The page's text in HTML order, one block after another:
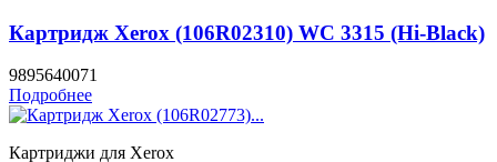
Картридж Xerox (106R02310) WC 3315 (Hi-Black)
9895640071
Подробнее
Картриджи для Xerox